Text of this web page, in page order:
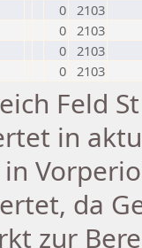
0 2103
0 2103
0 2103
0 2103
Feld
in
da
zur